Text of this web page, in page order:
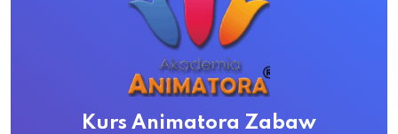
Kurs Animatora Zabaw